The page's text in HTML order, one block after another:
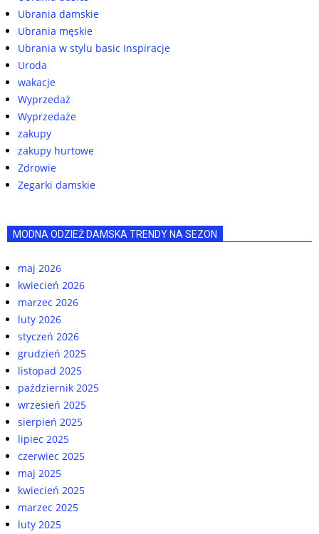
Ubrania damskie
Ubrania męskie
Ubrania w stylu basic Inspiracje
Uroda
wakacje
Wyprzedaż
Wyprzedaże
zakupy
zakupy hurtowe
Zdrowie
Zegarki damskie
MODNA ODZIEŻ DAMSKA TRENDY NA SEZON
maj 2026
kwiecień 2026
marzec 2026
luty 2026
styczeń 2026
grudzień 2025
listopad 2025
październik 2025
wrzesień 2025
sierpień 2025
lipiec 2025
czerwiec 2025
maj 2025
kwiecień 2025
marzec 2025
luty 2025